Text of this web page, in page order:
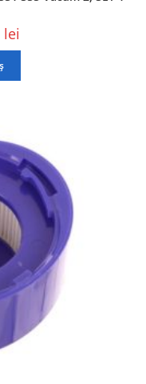
lei